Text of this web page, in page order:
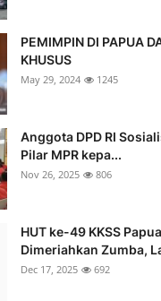
PEMIMPIN DI PAPUA
KHUSUS
May 29, 2024 1245
Anggota DPD RI
Pilar MPR kepa...
Nov 26, 2025 806
HUT ke-49 KKSS
Dimeriahkan Zumba,
Dec 17, 2025 692